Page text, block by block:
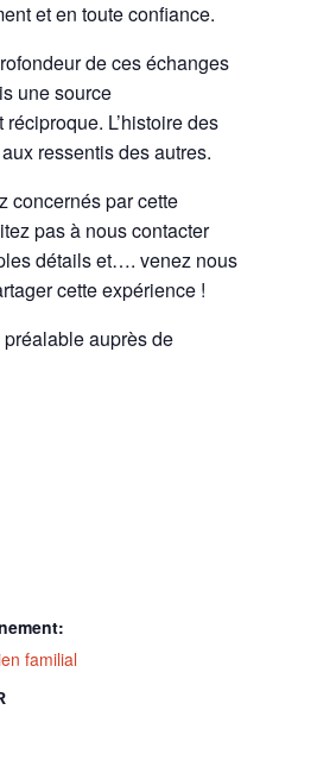
et en toute confiance.
de ces échanges
une source
réciproque. L’histoire des
ressentis des autres.
concernés par cette
pas à nous contacter
détails et…. venez nous
cette expérience !
auprès de
familial